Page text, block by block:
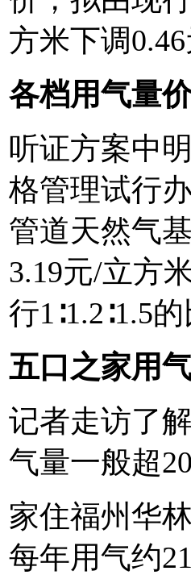
方米下调0.46
各档用气量
听证方案中
格管理试行
管道天然气
3.19元/立方
行1∶1.2∶1.5
五口之家用
记者走访了
气量一般超
家住福州华
每年用气约